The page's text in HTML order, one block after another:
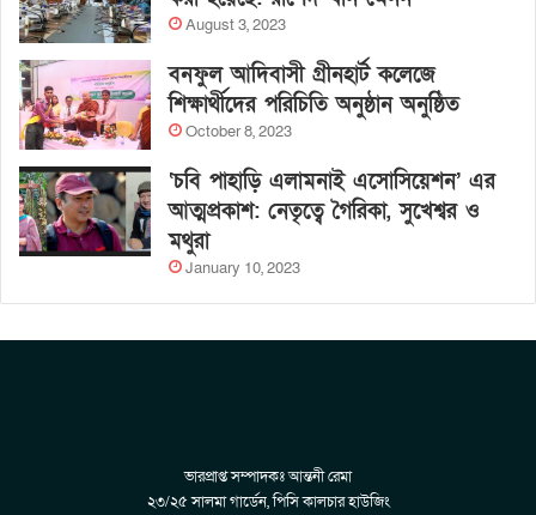
August 3, 2023
বনফুল আদিবাসী গ্রীনহার্ট কলেজে
শিক্ষার্থীদের পরিচিতি অনুষ্ঠান অনুষ্ঠিত
October 8, 2023
‘চবি পাহাড়ি এলামনাই এসোসিয়েশন’ এর
আত্মপ্রকাশ: নেতৃত্বে গৈরিকা, সুখেশ্বর ও
মথুরা
January 10, 2023
ভারপ্রাপ্ত সম্পাদকঃ আন্তনী রেমা
২৩/২৫ সালমা গার্ডেন, পিসি কালচার হাউজিং